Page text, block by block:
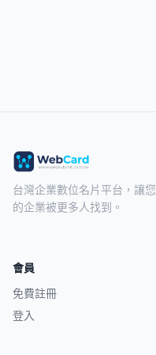
台灣企業數位名片平台，讓您
的企業被更多人找到。
會員
免費註冊
登入